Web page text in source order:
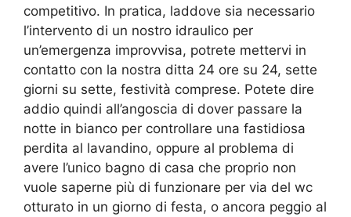
competitivo. In pratica, laddove sia necessario
l’intervento di un nostro idraulico per
un’emergenza improvvisa, potrete mettervi in
contatto con la nostra ditta 24 ore su 24, sette
giorni su sette, festività comprese. Potete dire
addio quindi all’angoscia di dover passare la
notte in bianco per controllare una fastidiosa
perdita al lavandino, oppure al problema di
avere l’unico bagno di casa che proprio non
vuole saperne più di funzionare per via del wc
otturato in un giorno di festa, o ancora peggio al